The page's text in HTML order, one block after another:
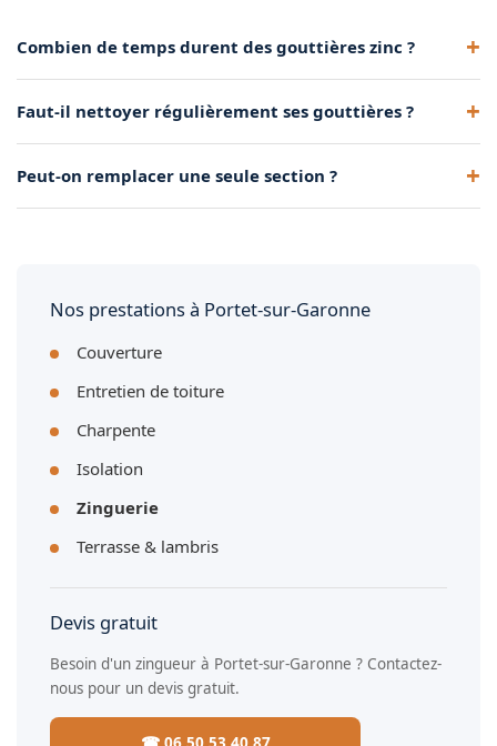
Combien de temps durent des gouttières zinc ?
matériau le plus durable.
Faut-il nettoyer régulièrement ses gouttières ?
débordements et stagnation.
Peut-on remplacer une seule section ?
Nos prestations à Portet-sur-Garonne
Couverture
Entretien de toiture
Charpente
Isolation
Zinguerie
Terrasse & lambris
Devis gratuit
Besoin d'un zingueur à Portet-sur-Garonne ? Contactez-
nous pour un devis gratuit.